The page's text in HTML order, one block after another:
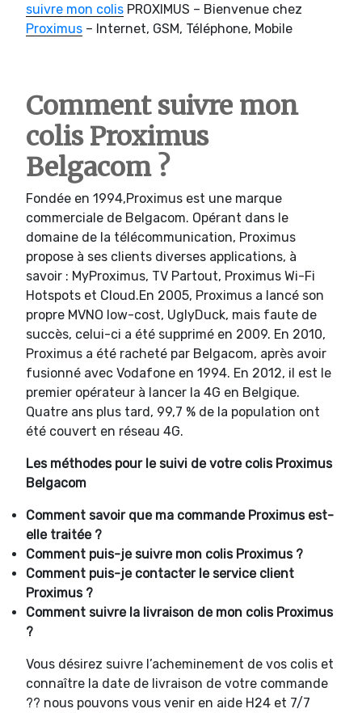
suivre mon colis PROXIMUS – Bienvenue chez
Proximus – Internet, GSM, Téléphone, Mobile
Comment suivre mon
colis Proximus
Belgacom ?
Fondée en 1994,Proximus est une marque
commerciale de Belgacom. Opérant dans le
domaine de la télécommunication, Proximus
propose à ses clients diverses applications, à
savoir : MyProximus, TV Partout, Proximus Wi-Fi
Hotspots et Cloud.En 2005, Proximus a lancé son
propre MVNO low-cost, UglyDuck, mais faute de
succès, celui-ci a été supprimé en 2009. En 2010,
Proximus a été racheté par Belgacom, après avoir
fusionné avec Vodafone en 1994. En 2012, il est le
premier opérateur à lancer la 4G en Belgique.
Quatre ans plus tard, 99,7 % de la population ont
été couvert en réseau 4G.
Les méthodes pour le suivi de votre colis Proximus
Belgacom
Comment savoir que ma commande Proximus est-
elle traitée ?
Comment puis-je suivre mon colis Proximus ?
Comment puis-je contacter le service client
Proximus ?
Comment suivre la livraison de mon colis Proximus
?
Vous désirez suivre l’acheminement de vos colis et
connaître la date de livraison de votre commande
?? nous pouvons vous venir en aide H24 et 7/7